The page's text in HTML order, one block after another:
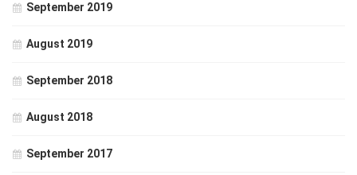
September 2019
August 2019
September 2018
August 2018
September 2017